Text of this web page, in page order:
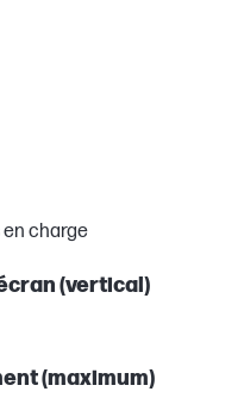
en charge
(vertical)
(maximum)